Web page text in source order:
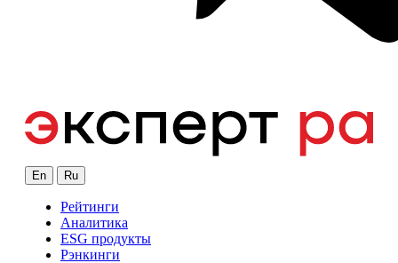
En Ru
Рейтинги
Аналитика
ESG продукты
Рэнкинги